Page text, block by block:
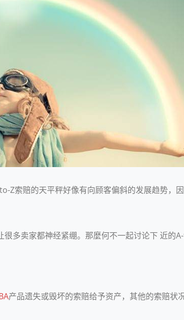
Z索赔的天平秤好像有向顾客偏斜的发展趋势，
很多卖家都神经紧绷。那麼何不一起讨论下 近的
产品遗失或毁坏的索赔给予资产，其他的索赔状